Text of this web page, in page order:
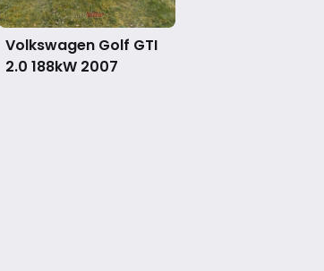
Volkswagen Golf GTI
2.0 188kW 2007